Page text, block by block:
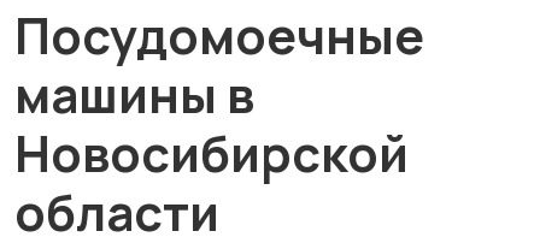
Посудомоечные
машины в
Новосибирской
области